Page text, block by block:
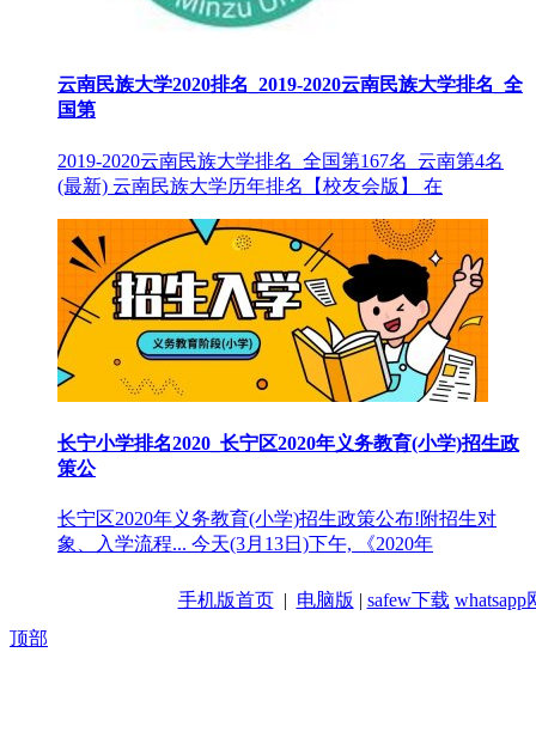
云南民族大学2020排名_2019-2020云南民族大学排名_全
国第
2019-2020云南民族大学排名_全国第167名_云南第4名
(最新) 云南民族大学历年排名【校友会版】 在
长宁小学排名2020_长宁区2020年义务教育(小学)招生政
策公
长宁区2020年义务教育(小学)招生政策公布!附招生对
象、入学流程... 今天(3月13日)下午, 《2020年
手机版首页| 电脑版 | safew下载 whatsapp
顶部